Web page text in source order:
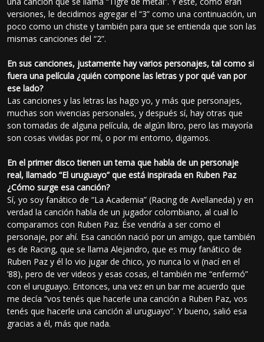
versiones, le decidimos agregar el “3” como una continuación, un
poco como un chiste y también para que se entienda que son las
mismas canciones del “2”.
En sus canciones, justamente hay varios personajes, tal como si
fuera una película ¿quién compone las letras y por qué van por
ese lado?
Las canciones y las letras las hago yo, y más que personajes,
muchas son vivencias personales, y después sí, hay otras que
son tomadas de alguna película, de algún libro, pero las mayoría
son cosas vividas por mí, o por mi entorno, digamos.
En el primer disco tienen un tema que habla de un personaje
real, llamado “El uruguayo” que está inspirada en Ruben Paz
¿Cómo surge esa canción?
Sí, yo soy fanático de “La Academia” (Racing de Avellaneda) y en
verdad la canción habla de un jugador colombiano, al cual lo
comparamos con Ruben Paz. Ése vendría a ser como el
personaje, por ahí. Esa canción nació por un amigo, que también
es de Racing, que se llama Alejandro, que es muy fanático de
Ruben Paz y él lo vio jugar de chico, yo nunca lo vi (nací en el
’88), pero de ver videos y esas cosas, el también me “enfermó”
con el uruguayo. Entonces, una vez en un bar me acuerdo que
me decía “vos tenés que hacerle una canción a Ruben Paz, vos
tenés que hacerle una canción al uruguayo”. Y bueno, salió esa
gracias a él, más que nada.